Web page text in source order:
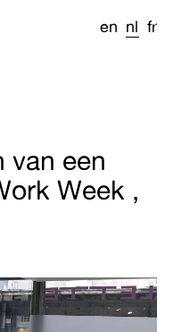
en nl fr
van een
Week ,